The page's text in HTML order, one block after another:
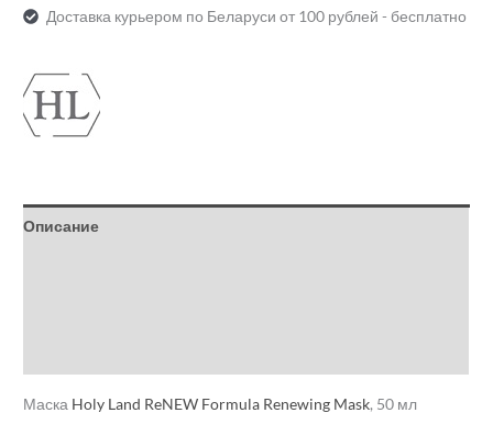
Доставка курьером по Беларуси от 100 рублей - бесплатно
Описание
Маска Holy Land ReNEW Formula Renewing Mask, 50 мл